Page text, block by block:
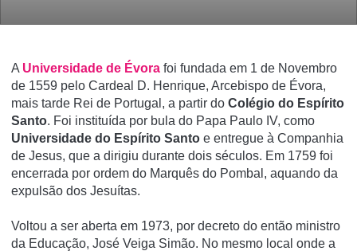
A Universidade de Évora foi fundada em 1 de Novembro
de 1559 pelo Cardeal D. Henrique, Arcebispo de Évora,
mais tarde Rei de Portugal, a partir do Colégio do Espí­rito
Santo. Foi instituí­da por bula do Papa Paulo IV, como
Universidade do Espí­rito Santo e entregue à Companhia
de Jesus, que a dirigiu durante dois séculos. Em 1759 foi
encerrada por ordem do Marquês do Pombal, aquando da
expulsão dos Jesuí­tas.
Voltou a ser aberta em 1973, por decreto do então ministro
da Educação, José Veiga Simão. No mesmo local onde a